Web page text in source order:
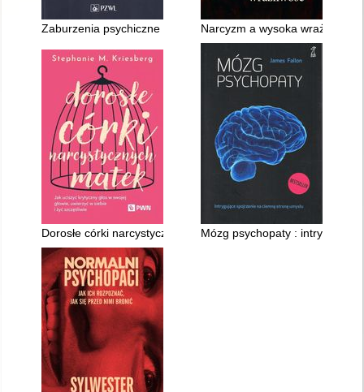
Zaburzenia psychiczne u dzieci i młodzieżyNarcyzm a wysoka wrażliwość
Dorosłe córki narcystycznych matek : jak uciszyć krytyczny
Mózg psychopaty : intrygujące